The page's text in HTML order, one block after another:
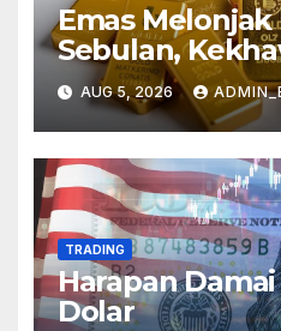
Emas
Sebulan,
Mereda
AUG 5, 2026
TRADING
Harapan
Dolar